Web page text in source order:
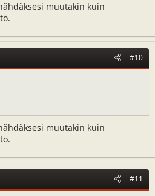
muutakin kuin
#10
muutakin kuin
#11